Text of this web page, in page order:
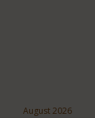
August 2026